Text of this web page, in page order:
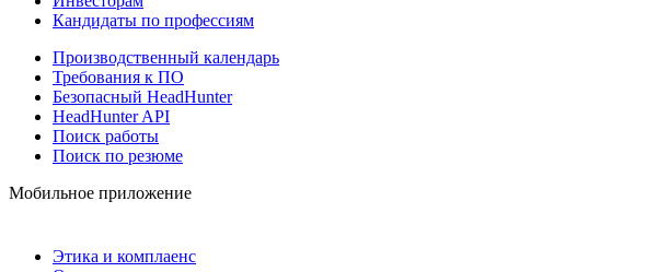
Кандидаты по профессиям
Производственный календарь
Требования к ПО
Безопасный HeadHunter
HeadHunter API
Поиск работы
Поиск по резюме
Мобильное приложение
Этика и комплаенс